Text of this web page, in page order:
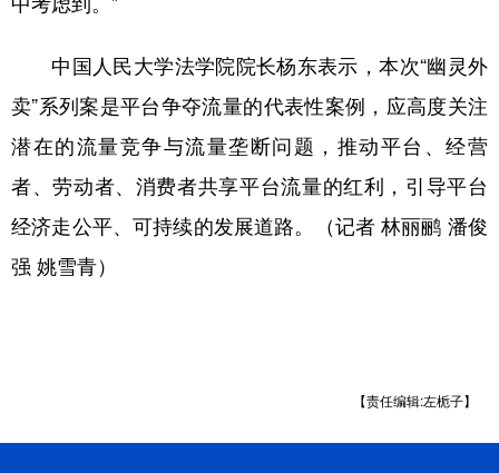
中国人民大学法学院院长杨东表示，本次“幽灵外
卖”系列案是平台争夺流量的代表性案例，应高度关注
潜在的流量竞争与流量垄断问题，推动平台、经营
者、劳动者、消费者共享平台流量的红利，引导平台
经济走公平、可持续的发展道路。（记者 林丽鹂 潘俊
强 姚雪青）
【责任编辑:左栀子】